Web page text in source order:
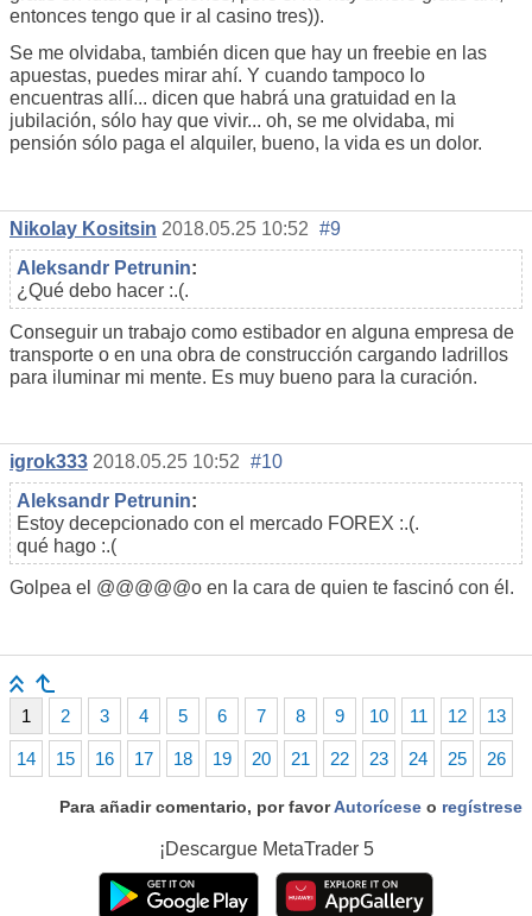
entonces tengo que ir al casino tres)).
Se me olvidaba, también dicen que hay un freebie en las
apuestas, puedes mirar ahí. Y cuando tampoco lo
encuentras allí... dicen que habrá una gratuidad en la
jubilación, sólo hay que vivir... oh, se me olvidaba, mi
pensión sólo paga el alquiler, bueno, la vida es un dolor.
Nikolay Kositsin 2018.05.25 10:52 #9
Aleksandr Petrunin:
¿Qué debo hacer :.(.
Conseguir un trabajo como estibador en alguna empresa de
transporte o en una obra de construcción cargando ladrillos
para iluminar mi mente. Es muy bueno para la curación.
igrok333 2018.05.25 10:52 #10
Aleksandr Petrunin:
Estoy decepcionado con el mercado FOREX :.(.
qué hago :.(
Golpea el @@@@@o en la cara de quien te fascinó con él.
1 2 3 4 5 6 7 8 9 10 11 12 13
14 15 16 17 18 19 20 21 22 23 24 25 26
Para añadir comentario, por favorAutorícese o regístrese
¡Descargue MetaTrader 5